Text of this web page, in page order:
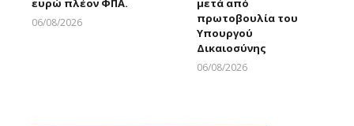
06/08/2026
πρωτοβουλία του
Υπουργού
Δικαιοσύνης
06/08/2026